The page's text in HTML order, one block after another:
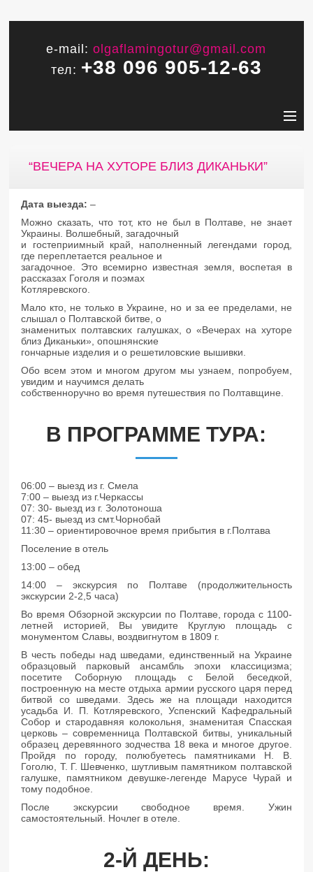
e-mail:olgaflamingotur@gmail.com
тел: +38 096 905-12-63
“ВЕЧЕРА НА ХУТОРЕ БЛИЗ ДИКАНЬКИ”
Дата выезда: –
Можно сказать, что тот, кто не был в Полтаве, не знает
Украины. Волшебный, загадочный
и гостеприимный край, наполненный легендами город,
где переплетается реальное и
загадочное. Это всемирно известная земля, воспетая в
рассказах Гоголя и поэмах
Котляревского.
Мало кто, не только в Украине, но и за ее пределами, не
слышал о Полтавской битве, о
знаменитых полтавских галушках, о «Вечерах на хуторе
близ Диканьки», опошнянские
гончарные изделия и о решетиловские вышивки.
Обо всем этом и многом другом мы узнаем, попробуем,
увидим и научимся делать
собственноручно во время путешествия по Полтавщине.
В ПРОГРАММЕ ТУРА:
06:00 – выезд из г. Смела
7:00 – выезд из г.Черкассы
07: 30- выезд из г. Золотоноша
07: 45- выезд из смт.Чорнобай
11:30 – ориентировочное время прибытия в г.Полтава
Поселение в отель
13:00 – обед
14:00 – экскурсия по Полтаве (продолжительность
экскурсии 2-2,5 часа)
Во время Обзорной экскурсии по Полтаве, города с 1100-
летней историей, Вы увидите Круглую площадь с
монументом Славы, воздвигнутом в 1809 г.
В честь победы над шведами, единственный на Украине
образцовый парковый ансамбль эпохи классицизма;
посетите Соборную площадь с Белой беседкой,
построенную на месте отдыха армии русского царя перед
битвой со шведами. Здесь же на площади находится
усадьба И. П. Котляревского, Успенский Кафедральный
Собор и стародавняя колокольня, знаменитая Спасская
церковь – современница Полтавской битвы, уникальный
образец деревянного зодчества 18 века и многое другое.
Пройдя по городу, полюбуетесь памятниками Н. В.
Гоголю, Т. Г. Шевченко, шутливым памятником полтавской
галушке, памятником девушке-легенде Марусе Чурай и
тому подобное.
После экскурсии свободное время. Ужин
самостоятельный. Ночлег в отеле.
2-Й ДЕНЬ: